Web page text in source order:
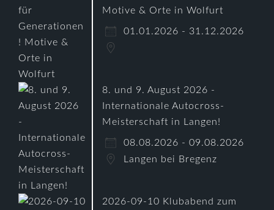
Motive & Orte in Wolfurt
01.01.2026 - 31.12.2026
8. und 9. August 2026 -
Internationale Autocross-
Meisterschaft in Langen!
08.08.2026 - 09.08.2026
Langen bei Bregenz
2026-09-10 Klubabend zum